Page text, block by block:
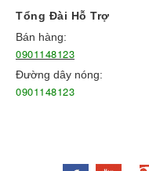
Tổng Đài Hỗ Trợ
Bán hàng:
0901148123
Đường dây nóng:
0901148123